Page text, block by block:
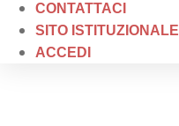
CONTATTACI
SITO ISTITUZIONALE
ACCEDI